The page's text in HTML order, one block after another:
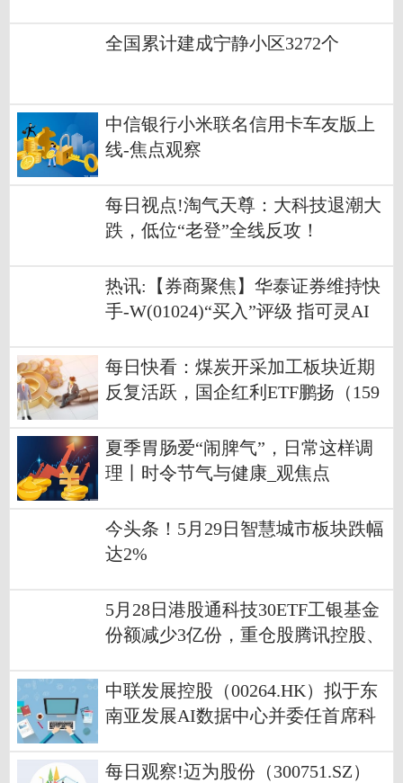
全国累计建成宁静小区3272个
中信银行小米联名信用卡车友版上
线-焦点观察
每日视点!淘气天尊：大科技退潮大
跌，低位“老登”全线反攻！
热讯:【券商聚焦】华泰证券维持快
手-W(01024)“买入”评级 指可灵AI
每日快看：煤炭开采加工板块近期
反复活跃，国企红利ETF鹏扬（159
夏季胃肠爱“闹脾气”，日常这样调
理丨时令节气与健康_观焦点
今头条！5月29日智慧城市板块跌幅
达2%
5月28日港股通科技30ETF工银基金
份额减少3亿份，重仓股腾讯控股、
中联发展控股（00264.HK）拟于东
南亚发展AI数据中心并委任首席科
每日观察!迈为股份（300751.SZ）